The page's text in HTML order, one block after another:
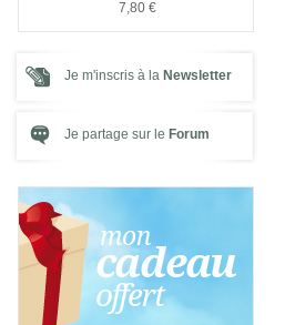
7,80 €
Je m'inscris à la Newsletter
Je partage sur le Forum